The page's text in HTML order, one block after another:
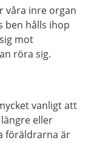
våra inre organ
ben hålls ihop
mot
röra sig.
vanligt att
eller
föräldrarna är